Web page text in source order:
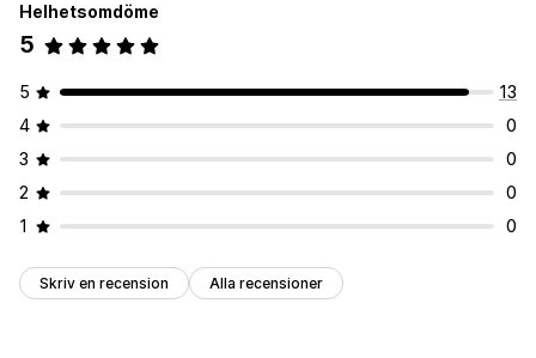
Helhetsomdöme
5
5
13
4
0
3
0
2
0
1
0
Skriv en recension Alla recensioner